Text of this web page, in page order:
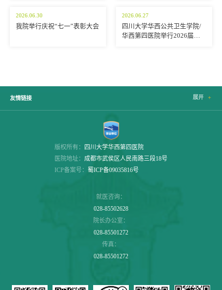
2026.06.30
我院举行庆祝“七一”表彰大会
2026.06.27
四川大学华西公共卫生学院/
华西第四医院举行2026届学
友情链接 展开 
版权所有：
四川大学华西第四医院
医院地址： 成都市武侯区人民南路三段18号
ICP备案号： 蜀ICP备09035816号
就医咨询：
028-85502628
院长办公室：
028-85501272
传真：
028-85501272